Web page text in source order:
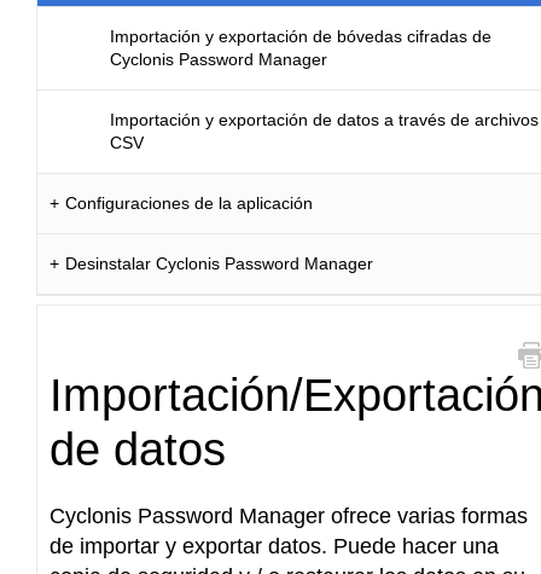
Importación y exportación de bóvedas cifradas de
Cyclonis Password Manager
Importación y exportación de datos a través de archivos
CSV
Configuraciones de la aplicación
Desinstalar Cyclonis Password Manager
Importación/
de datos
Cyclonis Password Manager ofrece varias formas
de importar y exportar datos. Puede hacer una